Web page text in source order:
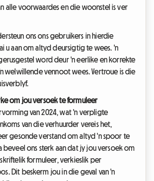
alle voorwaardes en die woonstel is ver
ons ons gebruikers in hierdie
u aan om altyd deursigtig te wees. 'n
word deur 'n eerlike en korrekte
welwillende vennoot wees. Vertroue is die
om jou versoek te formuleer
van 2024, wat 'n verpligte
van die verhuurder vereis het,
gesonde verstand om altyd 'n spoor te
beveel ons sterk aan dat jy jou versoek om
formuleer, verkieslik per
Dit beskerm jou in die geval van 'n